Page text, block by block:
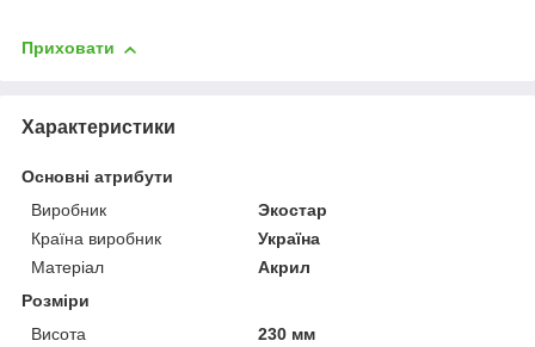
Приховати
Характеристики
Основні атрибути
Виробник
Экостар
Країна виробник
Україна
Матеріал
Акрил
Розміри
Висота
230 мм